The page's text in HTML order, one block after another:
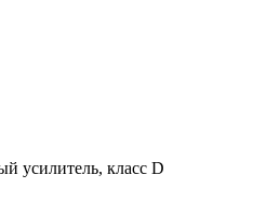
усилитель, класс D